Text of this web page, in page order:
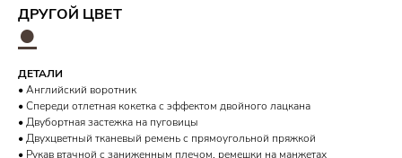
ДРУГОЙ ЦВЕТ
●
ДЕТАЛИ
• Английский воротник
• Спереди отлетная кокетка с эффектом двойного лацкана
• Двубортная застежка на пуговицы
• Двухцветный тканевый ремень с прямоугольной пряжкой
• Рукав втачной с заниженным плечом, ремешки на манжетах